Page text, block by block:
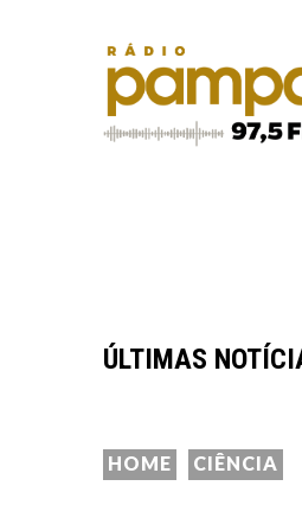
ÚLTIMAS
SINGULARIDADE
HOME CIÊNCIA